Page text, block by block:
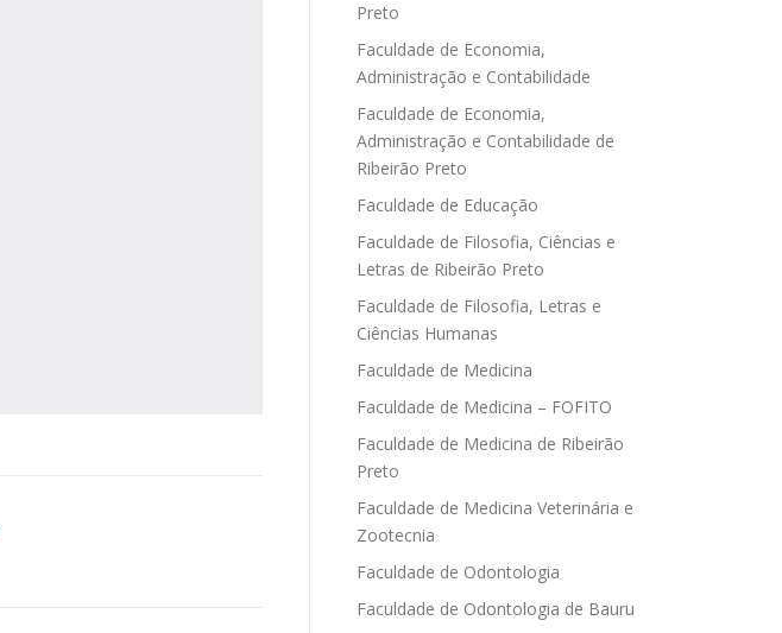
Preto
Faculdade de Economia,
Administração e Contabilidade
Faculdade de Economia,
Administração e Contabilidade de
Ribeirão Preto
Faculdade de Educação
Faculdade de Filosofia, Ciências e
Letras de Ribeirão Preto
Faculdade de Filosofia, Letras e
Ciências Humanas
Faculdade de Medicina
Faculdade de Medicina – FOFITO
Faculdade de Medicina de Ribeirão
Preto
Faculdade de Medicina Veterinária e
Zootecnia
Faculdade de Odontologia
Faculdade de Odontologia de Bauru